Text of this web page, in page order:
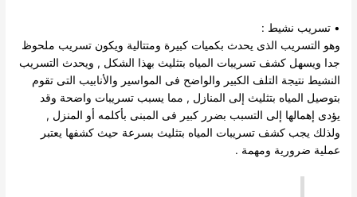
• تسريب نشيط :
وهو التسريب الذى يحدث بكميات كبيرة ومتتالية ويكون تسريب ملحوظ
جدا ويسهل كشف تسريبات المياه بتثليث بهذا الشكل , ويحدث التسريب
النشيط نتيجة التلف الكبير والواضح فى المواسير والأنابيب التى تقوم
بتوصيل المياه بتثليث إلى المنازل , مما يسبب تسريبات واضحة وقد
يؤدى إهمالها إلى التسبب بضرر كبير فى المبنى بأكلمه أو المنزل ,
ولذلك يجب كشف تسريبات المياه بتثليث بسرعة حيث كشفها يعتبر
عملية ضرورية ومهمة .